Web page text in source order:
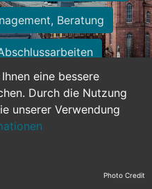
eine bessere
Durch die Nutzung
unserer Verwendung
Beratung
Sekretariat
Ausbildung Photo Credit